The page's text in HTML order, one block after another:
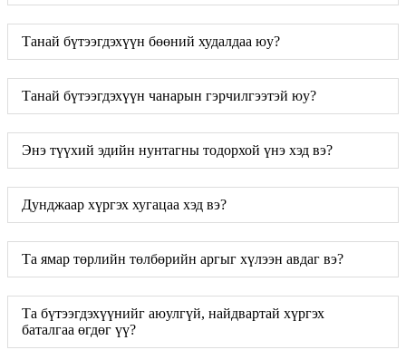
Танай бүтээгдэхүүн бөөний худалдаа юу?
Танай бүтээгдэхүүн чанарын гэрчилгээтэй юу?
Энэ түүхий эдийн нунтагны тодорхой үнэ хэд вэ?
Дунджаар хүргэх хугацаа хэд вэ?
Та ямар төрлийн төлбөрийн аргыг хүлээн авдаг вэ?
Та бүтээгдэхүүнийг аюулгүй, найдвартай хүргэх
баталгаа өгдөг үү?